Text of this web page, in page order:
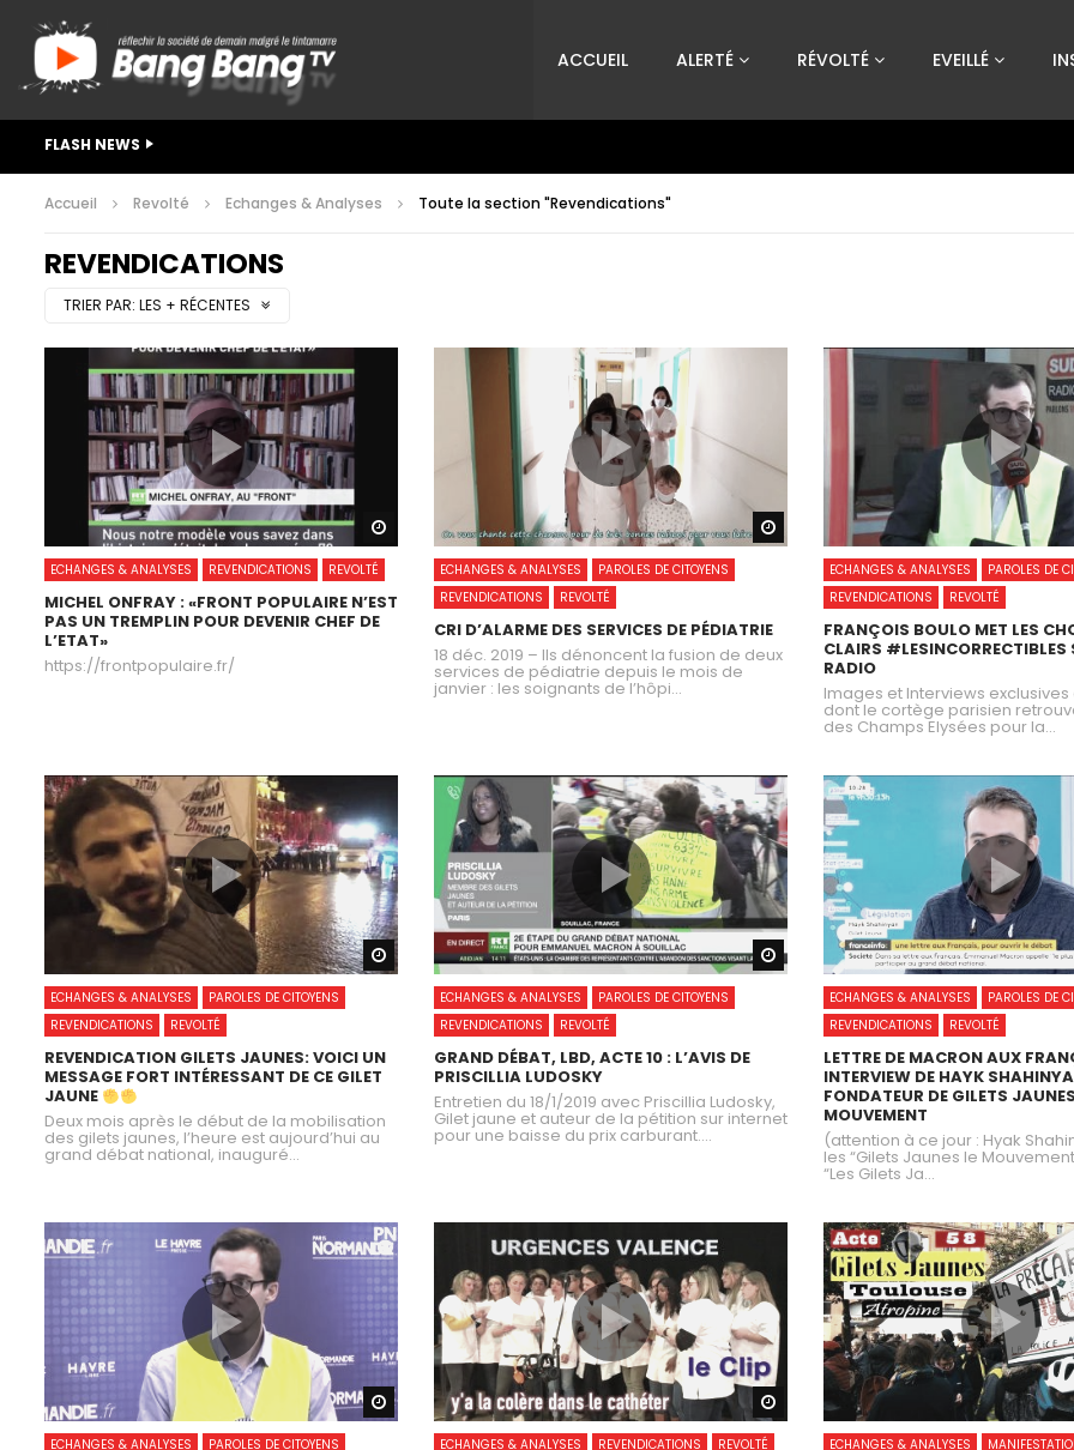
ACCUEIL ALERTÉ RÉVOLTÉ EVEILLÉ
FLASH NEWS
Accueil Revolté Echanges & Analyses Toute la section "Revendications"
REVENDICATIONS
TRIER PAR: LES + RÉCENTES
Watch Later
ECHANGES & ANALYSES REVENDICATIONS REVOLTÉ
MICHEL ONFRAY : «FRONT POPULAIRE N’EST
PAS UN TREMPLIN POUR DEVENIR CHEF DE
L’ETAT»
https://frontpopulaire.fr/
Watch Later
ECHANGES & ANALYSES
PAROLES DE CITOYENS
REVENDICATIONS
REVOLTÉ
CRI D’ALARME DES SERVICES DE PÉDIATRIE
18 déc. 2019 – Ils dénoncent la fusion de deux
services de pédiatrie depuis le mois de
janvier : les soignants de l’hôpi...
ECHANGES & ANALYSES
PAROLES DE
REVENDICATIONS
REVOLTÉ
FRANÇOIS BOULO MET LES
CLAIRS #LESINCORRECTIBLES
RADIO
Images et Interviews exclusives
dont le cortège parisien
des Champs Elysées pour la...
Watch Later
ECHANGES & ANALYSES
PAROLES DE CITOYENS
REVENDICATIONS
REVOLTÉ
REVENDICATION GILETS JAUNES: VOICI UN
MESSAGE FORT INTÉRESSANT DE CE GILET
JAUNE
Deux mois après le début de la mobilisation
des gilets jaunes, l’heure est aujourd’hui au
grand débat national, inauguré...
Watch Later
ECHANGES & ANALYSES
PAROLES DE CITOYENS
REVENDICATIONS
REVOLTÉ
GRAND DÉBAT, LBD, ACTE 10 : L’AVIS DE
PRISCILLIA LUDOSKY
Entretien du 18/1/2019 avec Priscillia Ludosky,
Gilet jaune et auteur de la pétition sur internet
pour une baisse du prix carburant....
ECHANGES & ANALYSES
PAROLES DE
REVENDICATIONS
REVOLTÉ
LETTRE DE MACRON AUX
INTERVIEW DE HAYK
FONDATEUR DE GILETS
MOUVEMENT
(attention à ce jour : Hyak
les “Gilets Jaunes le
“Les Gilets Ja...
Watch Later
ECHANGES & ANALYSES
PAROLES DE CITOYENS
Watch Later
ECHANGES & ANALYSES REVENDICATIONS REVOLTÉ ECHANGES & ANALYSES
€